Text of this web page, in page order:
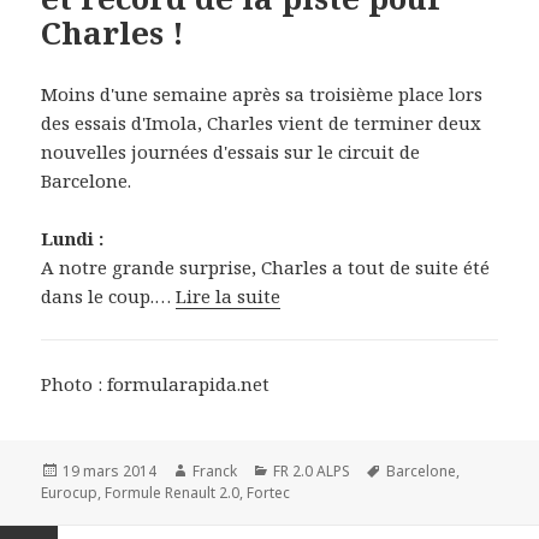
Charles !
Moins d'une semaine après sa troisième place lors
des essais d'Imola, Charles vient de terminer deux
nouvelles journées d'essais sur le circuit de
Barcelone.
Lundi :
A notre grande surprise, Charles a tout de suite été
dans le coup.…Lire la suite
Photo : formularapida.net
Publié
le
19 mars 2014 Auteur
Franck Catégories
FR 2.0 ALPS
Mots-
Barcelone,
Eurocup, Formule Renault 2.0, Fortec